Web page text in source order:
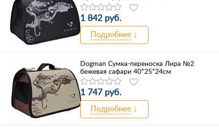
1 842 руб.
Подробнее
Dogman Сумка-переноска Лира №2
бежевая сафари 40*25*24см
1 747 руб.
Подробнее